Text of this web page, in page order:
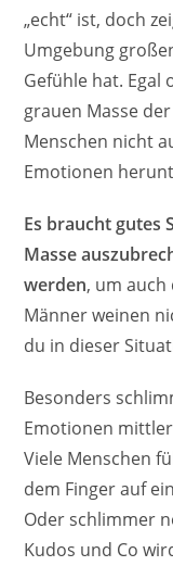
„echt“ ist, doch
Umgebung
Gefühle hat. Egal
grauen Masse
Menschen nicht
Emotionen
Es braucht gutes
Masse
werden, um auch
Männer weinen
du in dieser
Besonders
Emotionen
Viele Menschen
dem Finger auf
Oder schlimmer
Kudos und Co